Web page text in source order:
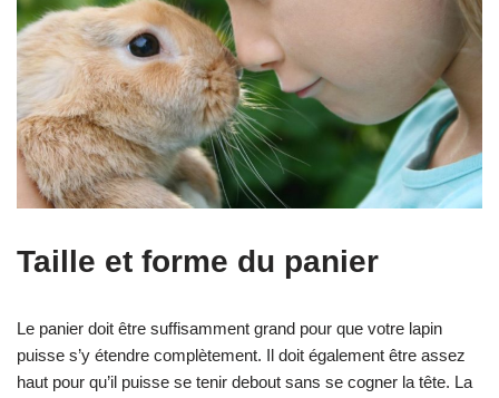
Taille et forme du panier
Le panier doit être suffisamment grand pour que votre lapin
puisse s’y étendre complètement. Il doit également être assez
haut pour qu’il puisse se tenir debout sans se cogner la tête. La